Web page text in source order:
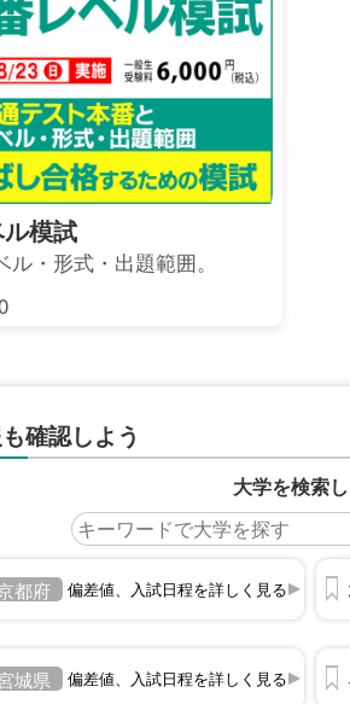
模試
・形式・出題範囲。
確認しよう
大学を検索
都府 偏差値、入試日程を詳しく見る
城県 偏差値、入試日程を詳しく見る